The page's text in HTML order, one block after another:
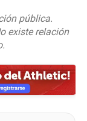
pública.
existe relación